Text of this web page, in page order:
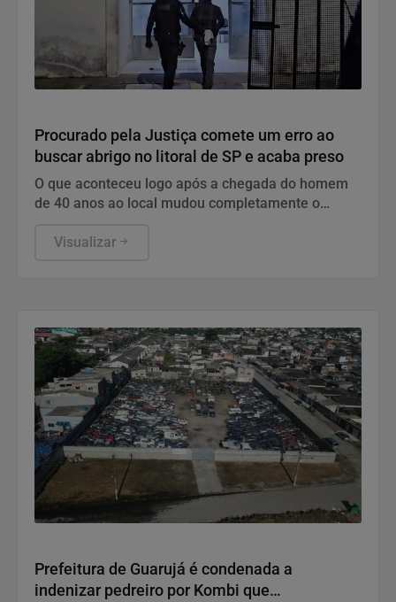
Procurado pela Justiça comete um erro ao
buscar abrigo no litoral de SP e acaba preso
O que aconteceu logo após a chegada do homem
de 40 anos ao local mudou completamente o
Visualizar
Prefeitura de Guarujá é condenada a
indenizar pedreiro por Kombi que